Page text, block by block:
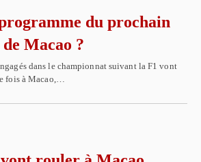
du prochain
Macao ?
dans le championnat suivant la F1 vont
fois à Macao,…